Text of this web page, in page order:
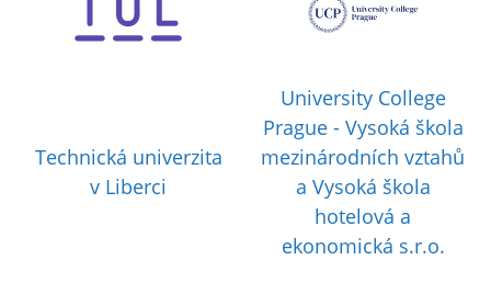
Technická univerzita
v Liberci
University College
Prague - Vysoká škola
mezinárodních vztahů
a Vysoká škola
hotelová a
ekonomická s.r.o.